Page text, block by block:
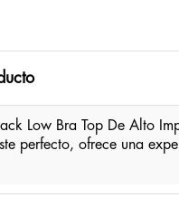
Low Bra Top De Alto
perfecto, ofrece una